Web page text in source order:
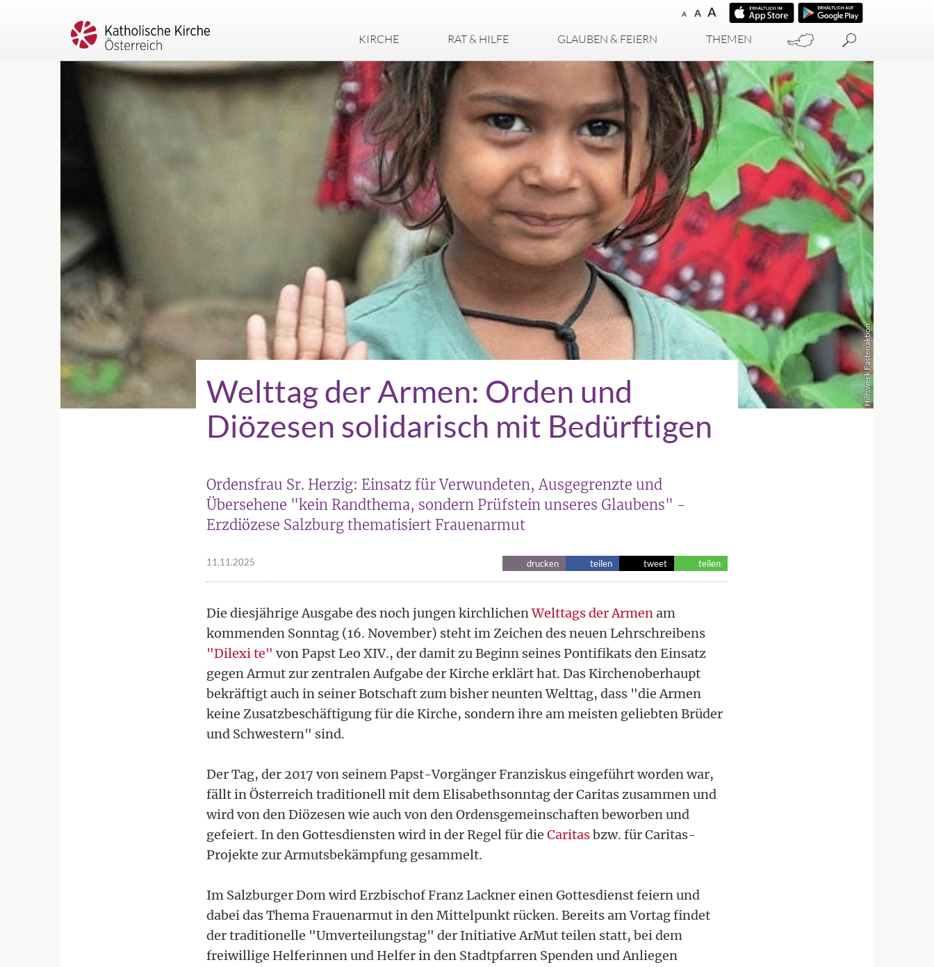
A A A
KIRCHE RAT & HILFE GLAUBEN & FEIERN THEMEN
Hilfswerk Fastenaktion
Welttag der Armen: Orden und
Diözesen solidarisch mit Bedürftigen
Ordensfrau Sr. Herzig: Einsatz für Verwundeten, Ausgegrenzte und
Übersehene "kein Randthema, sondern Prüfstein unseres Glaubens" -
Erzdiözese Salzburg thematisiert Frauenarmut
11.11.2025 drucken teilen tweet teilen
Die diesjährige Ausgabe des noch jungen kirchlichenWelttags der Armenam
kommenden Sonntag (16. November) steht im Zeichen des neuen Lehrschreibens
"Dilexi te" von Papst Leo XIV., der damit zu Beginn seines Pontifikats den Einsatz
gegen Armut zur zentralen Aufgabe der Kirche erklärt hat. Das Kirchenoberhaupt
bekräftigt auch in seiner Botschaft zum bisher neunten Welttag, dass "die Armen
keine Zusatzbeschäftigung für die Kirche, sondern ihre am meisten geliebten Brüder
und Schwestern" sind.
Der Tag, der 2017 von seinem Papst-Vorgänger Franziskus eingeführt worden war,
fällt in Österreich traditionell mit dem Elisabethsonntag der Caritas zusammen und
wird von den Diözesen wie auch von den Ordensgemeinschaften beworben und
gefeiert. In den Gottesdiensten wird in der Regel für die Caritasbzw. für Caritas-
Projekte zur Armutsbekämpfung gesammelt.
Im Salzburger Dom wird Erzbischof Franz Lackner einen Gottesdienst feiern und
dabei das Thema Frauenarmut in den Mittelpunkt rücken. Bereits am Vortag findet
der traditionelle "Umverteilungstag" der Initiative ArMut teilen statt, bei dem
freiwillige Helferinnen und Helfer in den Stadtpfarren Spenden und Anliegen